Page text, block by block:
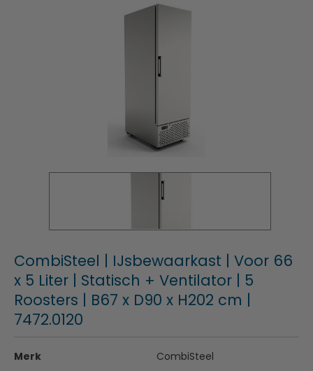
CombiSteel | IJsbewaarkast | Voor 66
x 5 Liter | Statisch + Ventilator | 5
Roosters | B67 x D90 x H202 cm |
7472.0120
Merk
CombiSteel